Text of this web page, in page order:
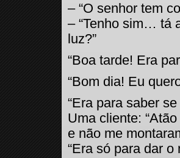
– “O senhor tem
– “Tenho sim… tá
luz?”
“Boa tarde! Era
“Bom dia! Eu
“Era para saber
Uma cliente:
e não me
“Era só para dar